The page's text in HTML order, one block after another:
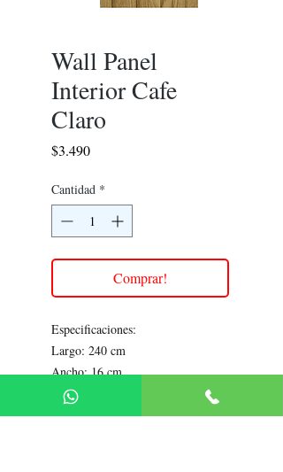
Wall Panel
Interior Cafe
Claro
$3.490Precio
Cantidad *
Comprar!
Especificaciones:
Largo: 240 cm
Ancho: 16 cm
Espesor: 22.0 mm
Espesor Base: 4.0 mm